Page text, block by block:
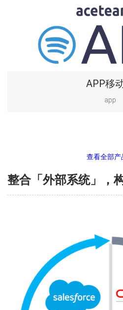
APP移
app
查看全部产
整合「外部系统」，